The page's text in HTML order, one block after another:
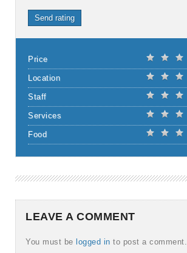
Send rating
Price
Location
Staff
Services
Food
LEAVE A COMMENT
You must be logged in to post a comment.